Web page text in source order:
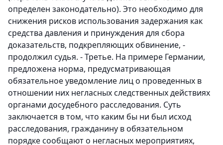
определен законодательно). Это необходимо для
снижения рисков использования задержания как
средства давления и принуждения для сбора
доказательств, подкрепляющих обвинение, -
продолжил судья. - Третье. На примере Германии,
предложена норма, предусматривающая
обязательное уведомление лиц о проведенных в
отношении них негласных следственных действиях
органами досудебного расследования. Суть
заключается в том, что каким бы ни был исход
расследования, гражданину в обязательном
порядке сообщают о негласных мероприятиях,